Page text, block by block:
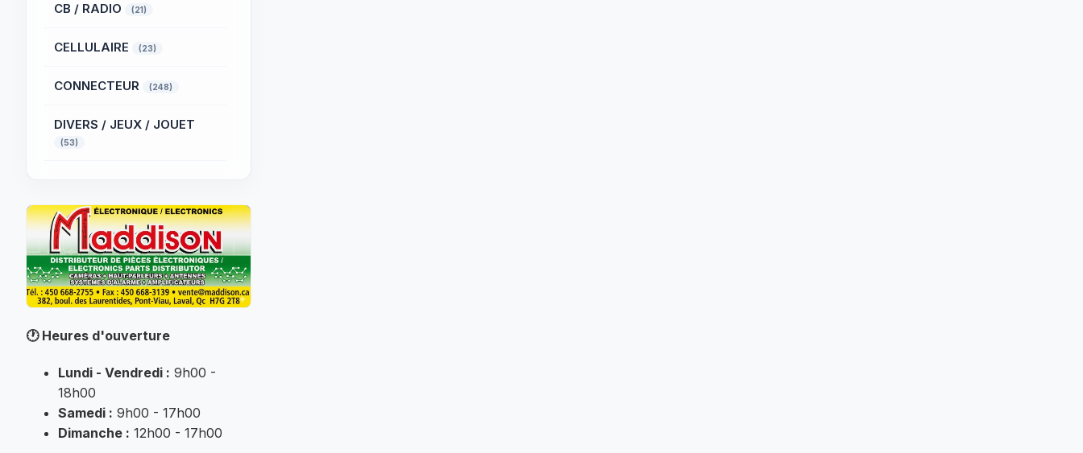
CB / RADIO (21)
CELLULAIRE (23)
CONNECTEUR (248)
DIVERS / JEUX / JOUET
(53)
ÉLECTRIQUE (52)
Électronique (32)
FER A SOUDER
MUSIQUE
Non classé (7007)
🕐Heures d'ouverture
Lundi - Vendredi : 9h00 -
18h00
Samedi : 9h00 - 17h00
Dimanche : 12h00 - 17h00